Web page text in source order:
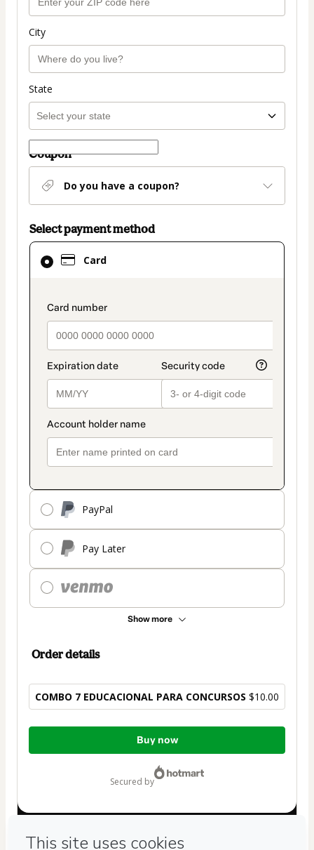
City
State
Coupon
Do you have a coupon?
Select payment method
Card
payment_data.section_title_v2
PayPal
Pay Later
Show more
Card
selected
method
Order details
COMBO 7 EDUCACIONAL PARA CONCURSOS $10.00
Total
$10.00
Buy now
secured by